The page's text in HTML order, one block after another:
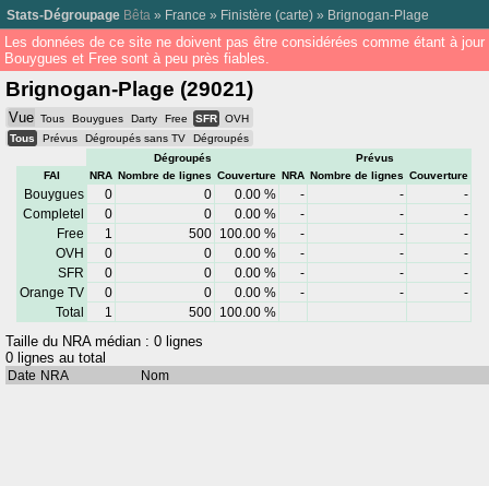
Stats-Dégroupage Bêta » France » Finistère (carte) » Brignogan-Plage
Les données de ce site ne doivent pas être considérées comme étant à
Bouygues et Free sont à peu près fiables.
Brignogan-Plage (29021)
Vue Tous Bouygues Darty Free SFR
OVH
Tous
Prévus Dégroupés sans TV
Dégroupés
Dégroupés
Prévus
FAI
NRA Nombre de lignes Couverture NRA Nombre de lignes Couverture
Bouygues 0 0 0.00 % - -
-
Completel
0 0 0.00 % - -
-
Free
1 500 100.00 % - -
-
OVH
0 0 0.00 % - -
-
SFR
0 0 0.00 % - -
-
Orange TV
0 0 0.00 % - -
-
Total
1 500 100.00 %
Taille du NRA médian : 0 lignes
0 lignes au total
Date NRA Nom